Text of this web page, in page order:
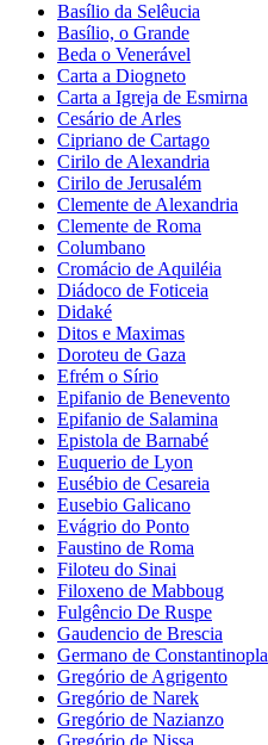
Basílio da Selêucia
Basílio, o Grande
Beda o Venerável
Carta a Diogneto
Carta a Igreja de Esmirna
Cesário de Arles
Cipriano de Cartago
Cirilo de Alexandria
Cirilo de Jerusalém
Clemente de Alexandria
Clemente de Roma
Columbano
Cromácio de Aquiléia
Diádoco de Foticeia
Didaké
Ditos e Maximas
Doroteu de Gaza
Efrém o Sírio
Epifanio de Benevento
Epifanio de Salamina
Epistola de Barnabé
Euquerio de Lyon
Eusébio de Cesareia
Eusebio Galicano
Evágrio do Ponto
Faustino de Roma
Filoteu do Sinai
Filoxeno de Mabboug
Fulgêncio De Ruspe
Gaudencio de Brescia
Germano de Constantinopla
Gregório de Agrigento
Gregório de Narek
Gregório de Nazianzo
Gregório de Nissa